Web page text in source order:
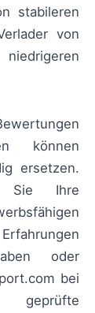
stabileren
von
können
ersetzen.
Sie Ihre
oder
bei